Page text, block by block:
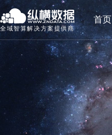
全域智算解决方案提供商
首页